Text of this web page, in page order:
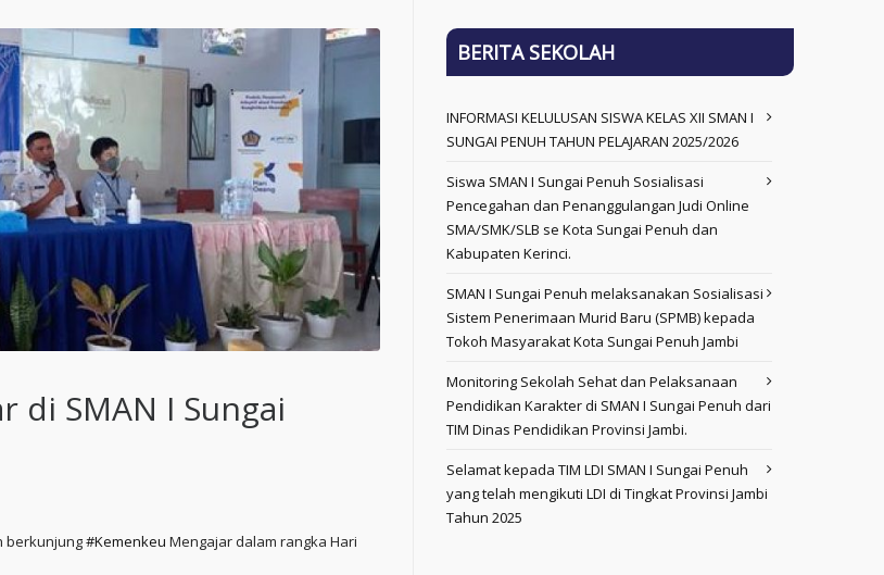
di SMAN I Sungai
berkunjung#Kemenkeu Mengajar dalam rangka Hari
BERITA SEKOLAH
INFORMASI KELULUSAN SISWA KELAS XII SMAN I
SUNGAI PENUH TAHUN PELAJARAN 2025/2026
Siswa SMAN I Sungai Penuh Sosialisasi
Pencegahan dan Penanggulangan Judi Online
SMA/SMK/SLB se Kota Sungai Penuh dan
Kabupaten Kerinci.
SMAN I Sungai Penuh melaksanakan Sosialisasi
Sistem Penerimaan Murid Baru (SPMB) kepada
Tokoh Masyarakat Kota Sungai Penuh Jambi
Monitoring Sekolah Sehat dan Pelaksanaan
Pendidikan Karakter di SMAN I Sungai Penuh dari
TIM Dinas Pendidikan Provinsi Jambi.
Selamat kepada TIM LDI SMAN I Sungai Penuh
yang telah mengikuti LDI di Tingkat Provinsi Jambi
Tahun 2025